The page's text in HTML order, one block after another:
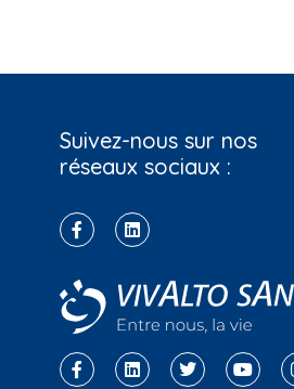
Suivez-nous sur nos
réseaux sociaux :